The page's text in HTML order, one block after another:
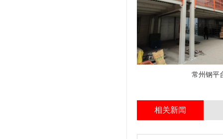
常州钢平
相关新闻